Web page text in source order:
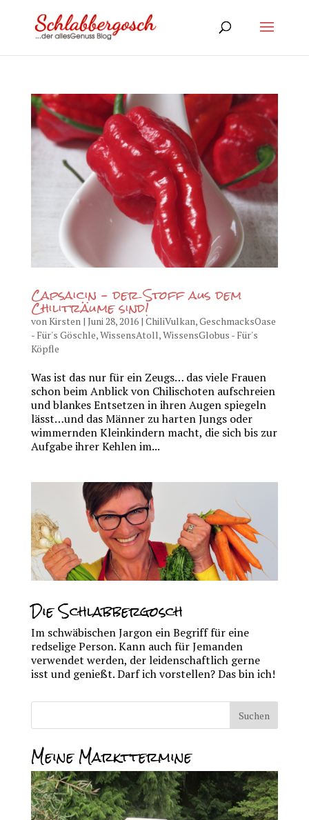
Capsaicin – der Stoff aus dem
Chiliträume sind!
vonKirsten| Juni 28, 2016| ChiliVulkan,GeschmacksOase
- Für's Göschle,WissensAtoll,WissensGlobus - Für's
Köpfle
Was ist das nur für ein Zeugs… das viele Frauen
schon beim Anblick von Chilischoten aufschreien
und blankes Entsetzen in ihren Augen spiegeln
lässt…und das Männer zu harten Jungs oder
wimmernden Kleinkindern macht, die sich bis zur
Aufgabe ihrer Kehlen im...
Die Schlabbergosch
Im schwäbischen Jargon ein Begriff für eine
redselige Person. Kann auch für Jemanden
verwendet werden, der leidenschaftlich gerne
isst und genießt. Darf ich vorstellen? Das bin ich!
Meine Markttermine